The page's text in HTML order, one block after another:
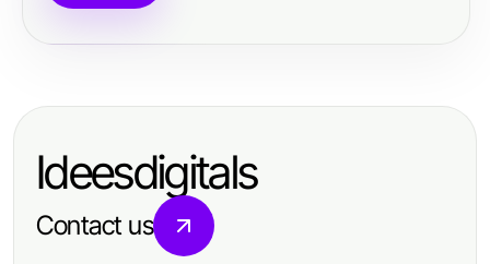
Ideesdigitals
Contact us